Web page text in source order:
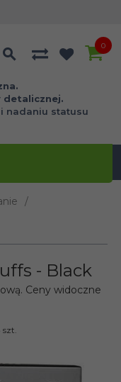
detalicznej.
nadaniu statusu
0
- Black
Ceny widoczne
szt.